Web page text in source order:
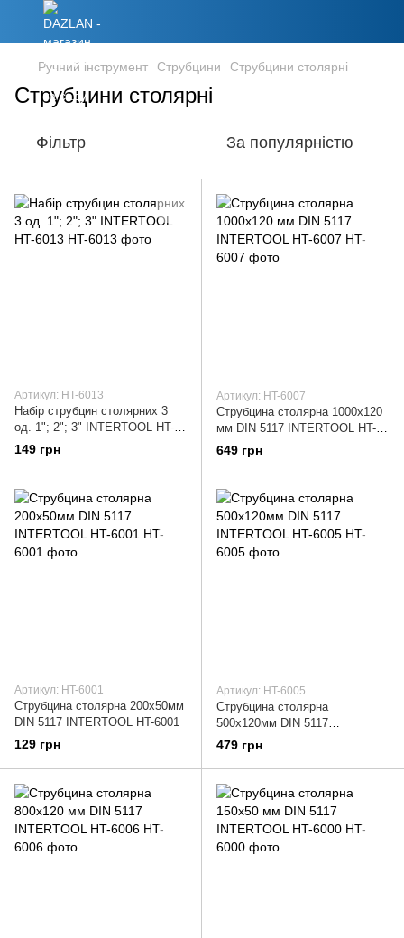
Ручний інструмент Струбцини Струбцини столярні
Струбцини столярні
Фільтр За популярністю
Артикул: HT-6013
Набір струбцин столярних 3
од. 1"; 2"; 3" INTERTOOL HT-
6013
149 грн
Артикул: HT-6007
Струбцина столярна 1000x120
мм DIN 5117 INTERTOOL HT-
6007
649 грн
Артикул: HT-6001
Струбцина столярна 200х50мм
DIN 5117 INTERTOOL HT-6001
129 грн
Артикул: HT-6005
Струбцина столярна
500х120мм DIN 5117
INTERTOOL HT-6005
479 грн